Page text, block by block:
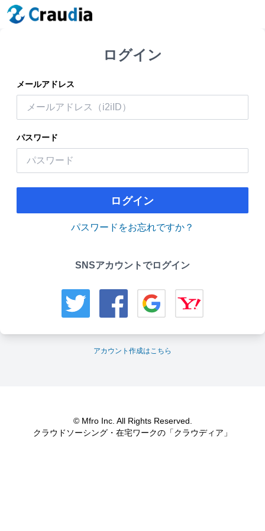
ログイン
メールアドレス
パスワード
ログイン
パスワードをお忘れですか？
SNSアカウントでログイン
アカウント作成はこちら
© Mfro Inc. All Rights Reserved.
クラウドソーシング・在宅ワークの「クラウディア」